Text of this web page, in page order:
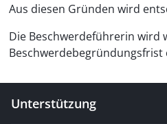
Aus diesen Gründen wird
Die Beschwerdeführerin wird
Beschwerdebegründungsfrist
Unterstützung